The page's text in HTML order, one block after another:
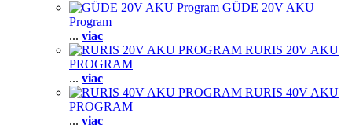
GÜDE 20V AKU
Program
... viac
RURIS 20V AKU
PROGRAM
... viac
RURIS 40V AKU
PROGRAM
... viac